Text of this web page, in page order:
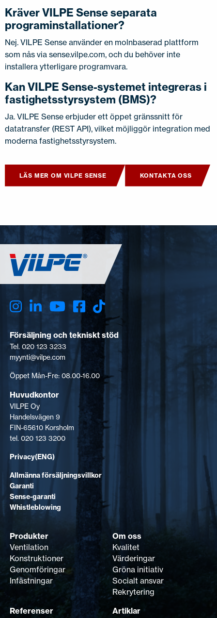
Kräver VILPE Sense separata
programinstallationer?
Nej. VILPE Sense använder en molnbaserad plattform
som nås via sense.vilpe.com, och du behöver inte
installera ytterligare programvara.
Kan VILPE Sense-systemet integreras i
fastighetsstyrsystem (BMS)?
Ja. VILPE Sense erbjuder ett öppet gränssnitt för
datatransfer (REST API), vilket möjliggör integration med
moderna fastighetsstyrsystem.
LÄS MER OM VILPE SENSE KONTAKTA OSS
Försäljning och tekniskt stöd
Tel. 020 123 3233
myynti@vilpe.com
Öppet Mån-Fre: 08.00-16.00
Huvudkontor
VILPE Oy
Handelsvägen 9
FIN-65610 Korsholm
tel. 020 123 3200
Privacy(ENG)
Allmänna försäljningsvillkor
Garanti
Sense-garanti
Whistleblowing
Produkter
Ventilation
Konstruktioner
Genomföringar
Infästningar
Om oss
Kvalitet
Värderingar
Gröna initiativ
Socialt ansvar
Rekrytering
Referenser
Artiklar